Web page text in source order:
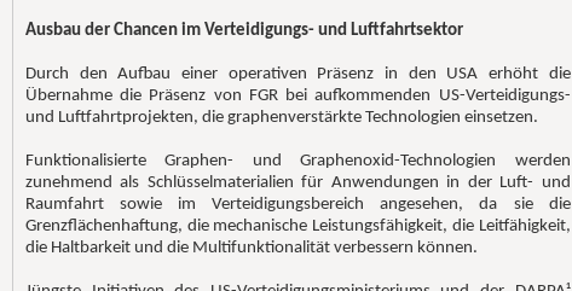
Ausbau der Chancen im Verteidigungs- und Luftfahrtsektor
Durch den Aufbau einer operativen Präsenz in den USA erhöht die
Übernahme die Präsenz von FGR bei aufkommenden US-Verteidigungs-
und Luftfahrtprojekten, die graphenverstärkte Technologien einsetzen.
Funktionalisierte Graphen- und Graphenoxid-Technologien werden
zunehmend als Schlüsselmaterialien für Anwendungen in der Luft- und
Raumfahrt sowie im Verteidigungsbereich angesehen, da sie die
Grenzflächenhaftung, die mechanische Leistungsfähigkeit, die Leitfähigkeit,
die Haltbarkeit und die Multifunktionalität verbessern können.